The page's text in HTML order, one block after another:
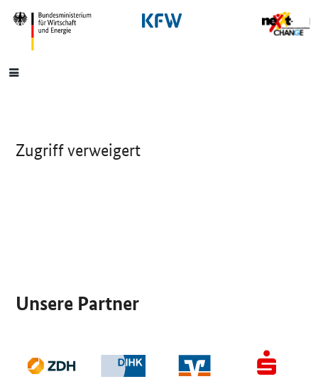
SrOnlyNavigation
Hauptmenü
Zugriff verweigert
Unsere Partner